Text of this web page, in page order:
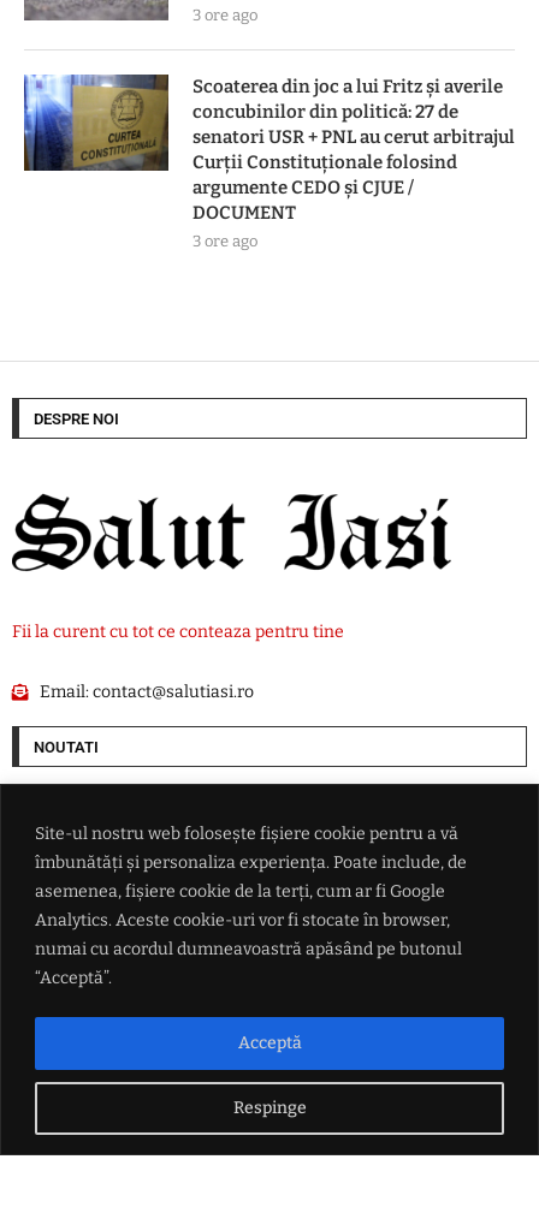
Site-ul nostru web folosește fișiere cookie pentru a vă
îmbunătăți și personaliza experiența. Poate include, de
asemenea, fișiere cookie de la terți, cum ar fi Google
Analytics. Aceste cookie-uri vor fi stocate în browser,
numai cu acordul dumneavoastră apăsând pe butonul
“Acceptă”.
Respinge
Acceptă
3 ore ago
Scoaterea din joc a lui Fritz și averile
concubinilor din politică: 27 de
senatori USR + PNL au cerut arbitrajul
Curții Constituționale folosind
argumente CEDO și CJUE /
DOCUMENT
3 ore ago
DESPRE NOI
Fii la curent cu tot ce conteaza pentru tine
Email:contact@salutiasi.ro
NOUTATI
față de blocul de centru-dreapta al lui Friedrich Merz
Donald Trump dă primul semnal despre succesorul său la Casa Albă:
'Trebuie să îl alegem pe J.D. Vance'
Real Madrid a anunțat oficial transferul lui Yan Diomande
Accident în Valea Seacă. Un șofer începător a ajuns cu autoturismul în